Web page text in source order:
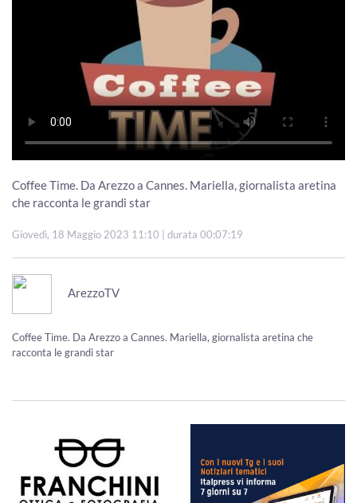
Coffee Time. Da Arezzo a Cannes. Mariella, giornalista aretina
che racconta le grandi star
Giovedì, 18 Maggio 2023 11:10 | durata 00:07:19
ArezzoTV
Coffee Time. Da Arezzo a Cannes. Mariella, giornalista aretina che
racconta le grandi star